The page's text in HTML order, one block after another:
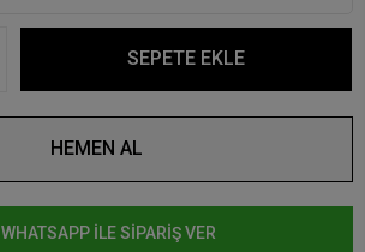
SEPETE EKLE
HEMEN AL
WHATSAPP İLE SİPARİŞ VER